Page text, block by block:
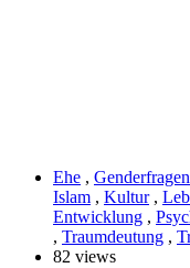
Ehe , Genderfragen
Islam , Kultur,
Entwicklung ,
, Traumdeutung ,
82 views